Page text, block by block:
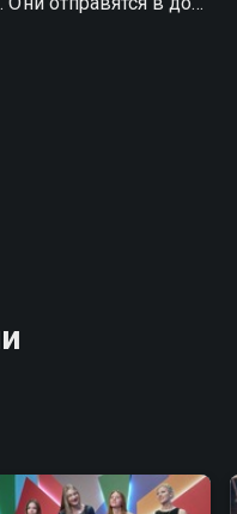
выстраивать
свидания и